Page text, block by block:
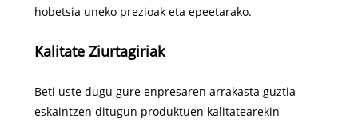
hobetsia uneko prezioak eta epeetarako.
Kalitate Ziurtagiriak
Beti uste dugu gure enpresaren arrakasta guztia
eskaintzen ditugun produktuen kalitatearekin